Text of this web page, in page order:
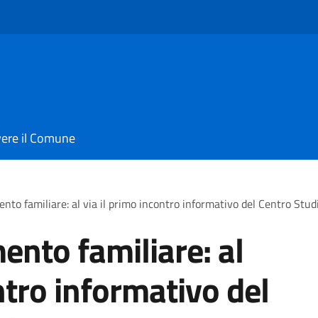
il Comune
familiare: al via il primo incontro informativo del Centro
familiare: al
informativo del